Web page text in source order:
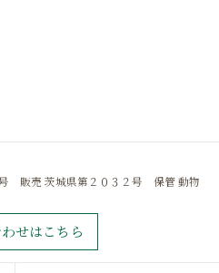
販売 茨城県第２０３２号 保管 動物
せはこちら